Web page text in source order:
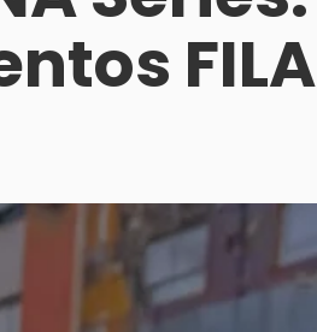
FILA